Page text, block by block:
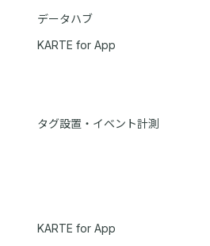
データハブ
KARTE for App
タグ設置・イベント計測
KARTE for App